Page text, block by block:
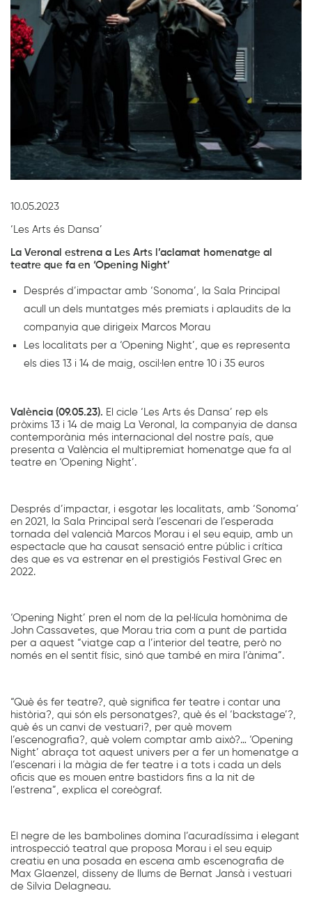
10.05.2023
‘Les Arts és Dansa’
La Veronal estrena a Les Arts l’aclamat homenatge al
teatre que fa en ‘Opening Night’
Després d’impactar amb ‘Sonoma’, la Sala Principal
acull un dels muntatges més premiats i aplaudits de la
companyia que dirigeix Marcos Morau
Les localitats per a ‘Opening Night’, que es representa
els dies 13 i 14 de maig, oscil·len entre 10 i 35 euros
València (09.05.23). El cicle ‘Les Arts és Dansa’ rep els
pròxims 13 i 14 de maig La Veronal, la companyia de dansa
contemporània més internacional del nostre país, que
presenta a València el multipremiat homenatge que fa al
teatre en ‘Opening Night’.
Després d’impactar, i esgotar les localitats, amb ‘Sonoma’
en 2021, la Sala Principal serà l’escenari de l’esperada
tornada del valencià Marcos Morau i el seu equip, amb un
espectacle que ha causat sensació entre públic i crítica
des que es va estrenar en el prestigiós Festival Grec en
2022.
‘Opening Night’ pren el nom de la pel·lícula homònima de
John Cassavetes, que Morau tria com a punt de partida
per a aquest “viatge cap a l’interior del teatre, però no
només en el sentit físic, sinó que també en mira l’ànima”.
“Què és fer teatre?, què significa fer teatre i contar una
història?, qui són els personatges?, què és el ‘backstage’?,
què és un canvi de vestuari?, per què movem
l’escenografia?, què volem comptar amb això?… ‘Opening
Night’ abraça tot aquest univers per a fer un homenatge a
l’escenari i la màgia de fer teatre i a tots i cada un dels
oficis que es mouen entre bastidors fins a la nit de
l’estrena”, explica el coreògraf.
El negre de les bambolines domina l’acuradíssima i elegant
introspecció teatral que proposa Morau i el seu equip
creatiu en una posada en escena amb escenografia de
Max Glaenzel, disseny de llums de Bernat Jansà i vestuari
de Silvia Delagneau.